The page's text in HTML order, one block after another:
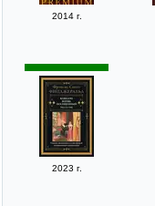
2014 г.
2023 г.